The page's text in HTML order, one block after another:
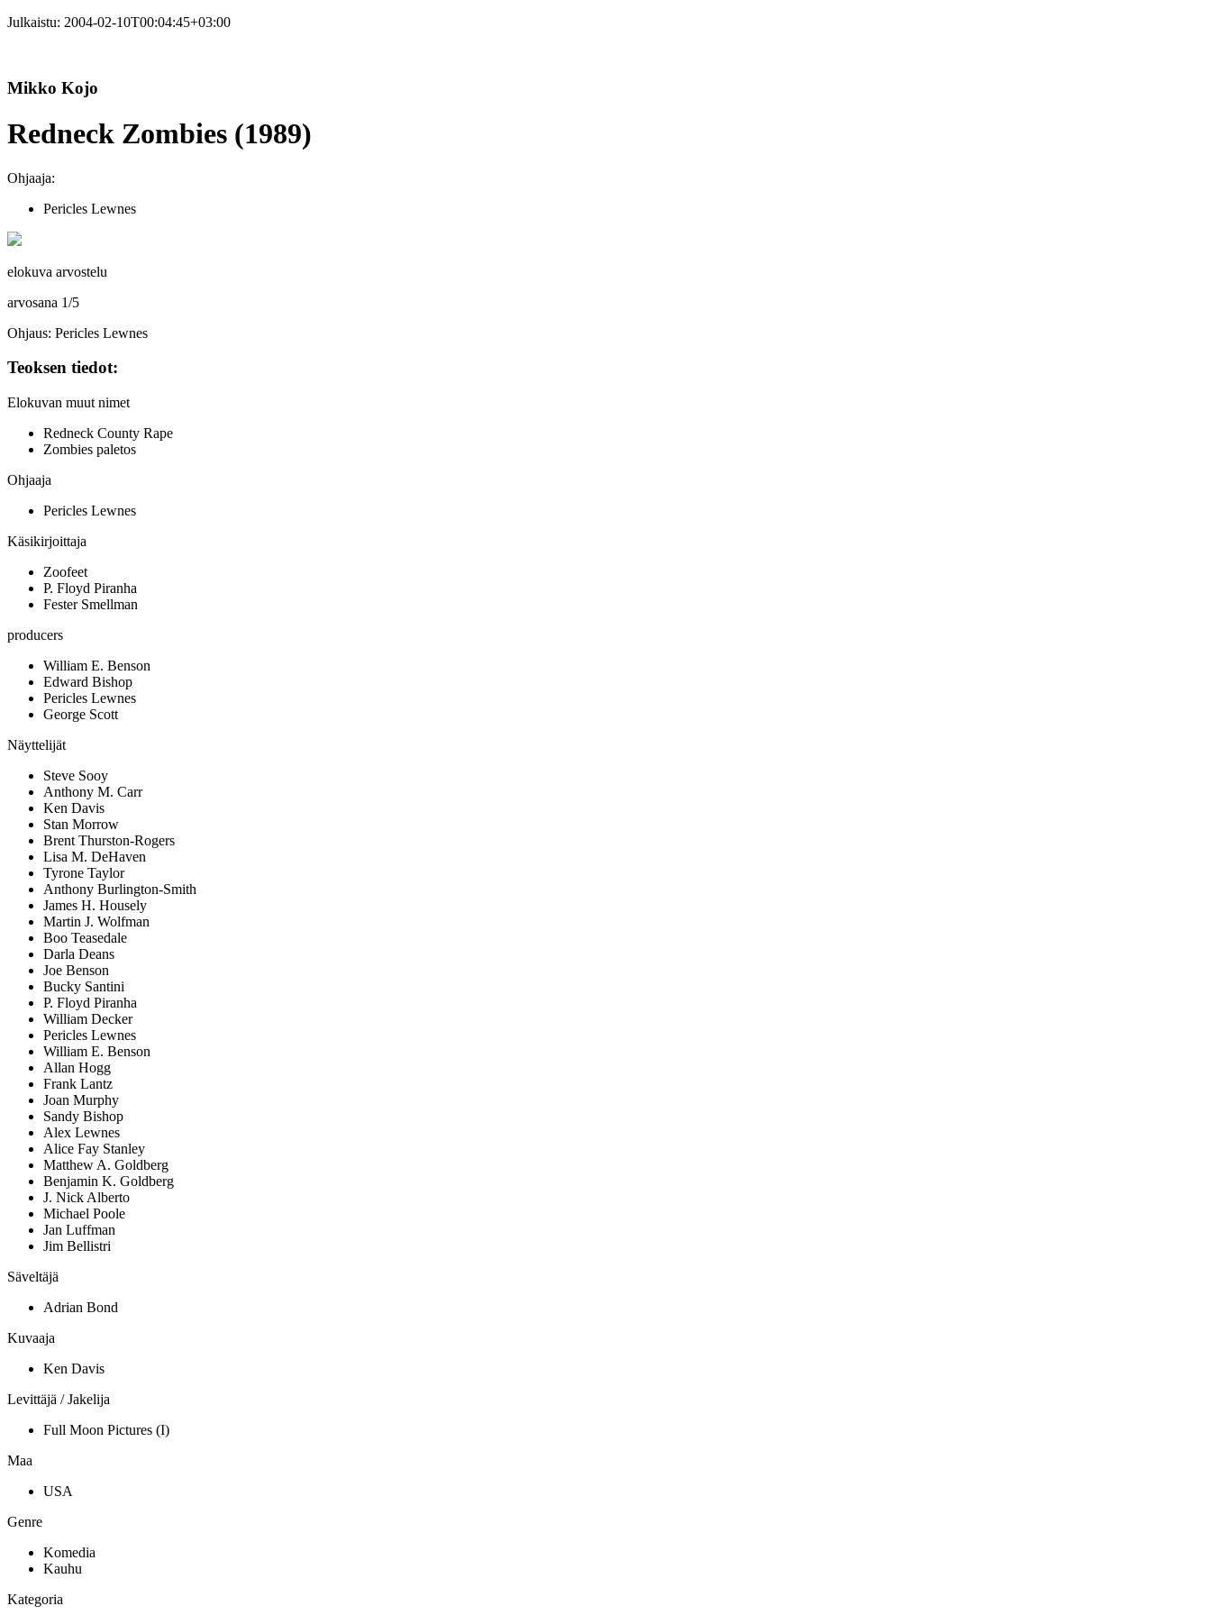
Julkaistu: 2004-02-10T00:04:45+03:00
Mikko Kojo
Redneck Zombies (1989)
Ohjaaja:
Pericles Lewnes
elokuva arvostelu
arvosana 1/5
Ohjaus: Pericles Lewnes
Teoksen tiedot:
Elokuvan muut nimet
Redneck County Rape
Zombies paletos
Ohjaaja
Pericles Lewnes
Käsikirjoittaja
Zoofeet
P. Floyd Piranha
Fester Smellman
producers
William E. Benson
Edward Bishop
Pericles Lewnes
George Scott
Näyttelijät
Steve Sooy
Anthony M. Carr
Ken Davis
Stan Morrow
Brent Thurston-Rogers
Lisa M. DeHaven
Tyrone Taylor
Anthony Burlington-Smith
James H. Housely
Martin J. Wolfman
Boo Teasedale
Darla Deans
Joe Benson
Bucky Santini
P. Floyd Piranha
William Decker
Pericles Lewnes
William E. Benson
Allan Hogg
Frank Lantz
Joan Murphy
Sandy Bishop
Alex Lewnes
Alice Fay Stanley
Matthew A. Goldberg
Benjamin K. Goldberg
J. Nick Alberto
Michael Poole
Jan Luffman
Jim Bellistri
Säveltäjä
Adrian Bond
Kuvaaja
Ken Davis
Levittäjä / Jakelija
Full Moon Pictures (I)
Maa
USA
Genre
Komedia
Kauhu
Kategoria